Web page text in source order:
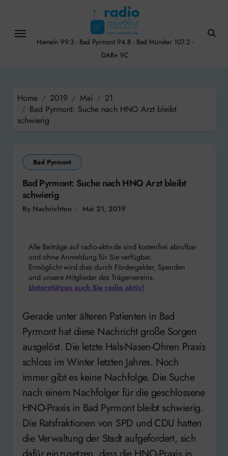
content
Hameln 99.3 - Bad Pyrmont 94.8 - Bad Münder 107.2 -
DAB+ 9C
Home 2019 Mai
21
Bad Pyrmont: Suche nach HNO Arzt bleibt
schwierig
Bad Pyrmont
Bad Pyrmont: Suche nach HNO Arzt bleibt
schwierig
By Nachrichten Mai 21, 2019
Alle Beiträge auf radio-aktiv.de sind kostenfrei abrufbar
und ohne Anmeldung für Sie verfügbar.
Ermöglicht wird dies durch Fördergelder, Spenden
und unsere Mitglieder des Trägervereins.
Unterstützen auch Sie radio aktiv!
Gerade unter älteren Patienten in Bad
Pyrmont hat diese Nachricht große Sorgen
ausgelöst. Die letzte Hals-Nasen-Ohren Praxis
schloss im Winter letzten Jahres. Noch
immer gibt es keine Nachfolge. Die Suche
nach einem Nachfolger für die geschlossene
HNO-Praxis in Bad Pyrmont bleibt schwierig.
Die Ratsfraktionen von SPD und CDU hatten
die Verwaltung der Stadt aufgefordert, sich